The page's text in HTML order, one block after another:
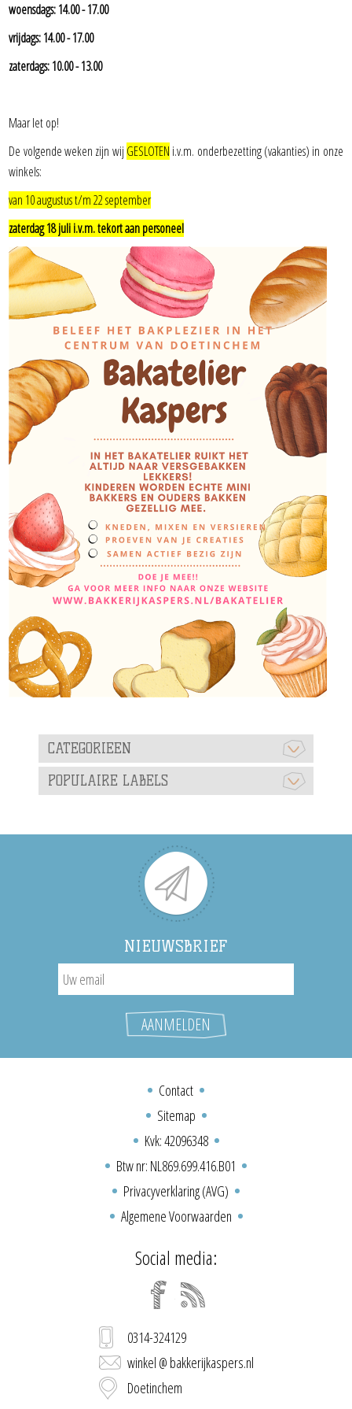
woensdags: 14.00 - 17.00
vrijdags: 14.00 - 17.00
zaterdags: 10.00 - 13.00
Maar let op!
De volgende weken zijn wij GESLOTEN i.v.m. onderbezetting (vakanties) in onze
winkels:
van 10 augustus t/m 22 september
zaterdag 18 juli i.v.m. tekort aan personeel
CATEGORIEEN
POPULAIRE LABELS
NIEUWSBRIEF
Contact
Sitemap
Kvk: 42096348
Btw nr: NL869.699.416.B01
Privacyverklaring (AVG)
Algemene Voorwaarden
Social media:
0314-324129
winkel @ bakkerijkaspers.nl
Doetinchem